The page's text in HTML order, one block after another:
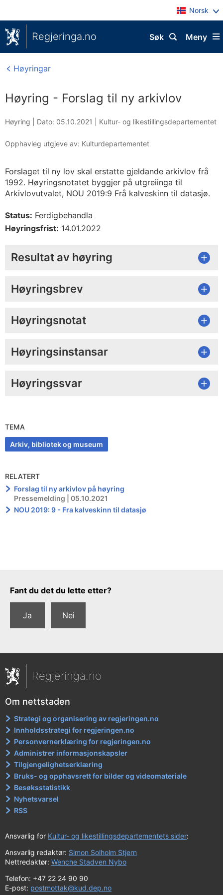
Norsk
Regjeringa.no Meny
Søk
Høyringar
Høyring - Forslag til ny arkivlov
Høyring | Dato: 05.10.2021 Kultur- og likestillingsdepartementet
Opphavleg utgjeve av: Kulturdepartementet
Forslaget til ny lov skal erstatte gjeldande arkivlov frå
1992. Høyringsnotatet byggjer på utgreiinga til
Arkivlovutvalet, NOU 2019:9 Frå kalveskinn til datasjø.
Status: Ferdigbehandla
Høyringsfrist: 14.01.2022
Resultat av høyring
Høyringsbrev
Høyringsnotat
Høyringsinstansar
Høyringssvar
TEMA
Arkiv, bibliotek og museum
RELATERT
Forslag til ny arkivlov på høyring
Pressemelding | 05.10.2021
NOU 2019: 9 - Fra kalveskinn til datasjø
Tilbakemeldingsskjema
Fant du det du lette etter?
Ja Nei
Regjeringa.no
Om nettstaden
Strategi og organisering av regjeringen.no
Innholdsstrategi for regjeringen.no
Personvernerklæring for regjeringen.no
Administrer informasjonskapsler
Tilgjengelighetserklæring
Bruks- og opphavsrett for bilder og videomateriale
Besøksstatistikk
Nyhetsvarsel
RSS
Ansvarlig for Kultur- og likestillingsdepartementets sider:
Ansvarlig redaktør: Simon Solholm Stjern
Nettredaktør: Wenche Stadven Nybo
Telefon: +47 22 24 90 90
E-post: postmottak@kud.dep.no